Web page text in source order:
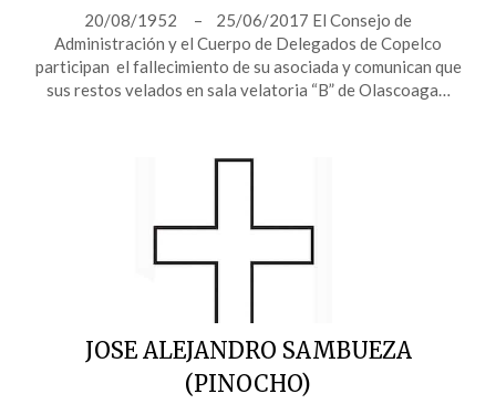
20/08/1952 – 25/06/2017 El Consejo de
Administración y el Cuerpo de Delegados de Copelco
participan el fallecimiento de su asociada y comunican que
sus restos velados en sala velatoria “B” de Olascoaga…
JOSE ALEJANDRO SAMBUEZA
(PINOCHO)